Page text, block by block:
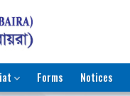
Forms Notices